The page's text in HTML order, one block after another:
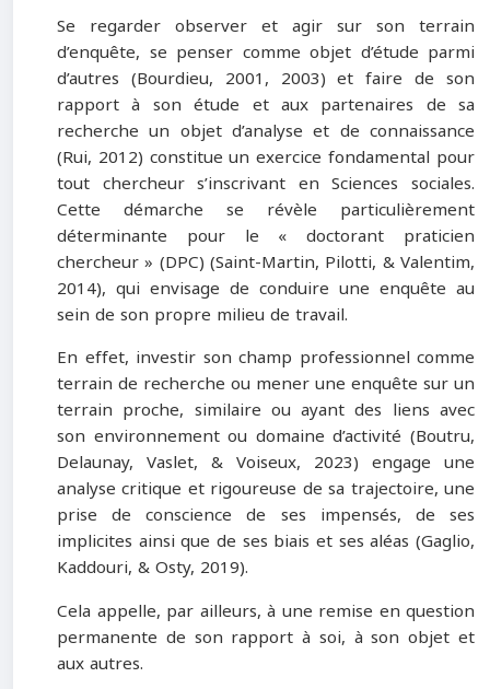
Se regarder observer et agir sur son terrain
d’enquête, se penser comme objet d’étude parmi
d’autres (Bourdieu, 2001, 2003) et faire de son
rapport à son étude et aux partenaires de sa
recherche un objet d’analyse et de connaissance
(Rui, 2012) constitue un exercice fondamental pour
tout chercheur s’inscrivant en Sciences sociales.
Cette démarche se révèle particulièrement
déterminante pour le « doctorant praticien
chercheur » (DPC) (Saint-Martin, Pilotti, & Valentim,
2014), qui envisage de conduire une enquête au
sein de son propre milieu de travail.
En effet, investir son champ professionnel comme
terrain de recherche ou mener une enquête sur un
terrain proche, similaire ou ayant des liens avec
son environnement ou domaine d’activité (Boutru,
Delaunay, Vaslet, & Voiseux, 2023) engage une
analyse critique et rigoureuse de sa trajectoire, une
prise de conscience de ses impensés, de ses
implicites ainsi que de ses biais et ses aléas (Gaglio,
Kaddouri, & Osty, 2019).
Cela appelle, par ailleurs, à une remise en question
permanente de son rapport à soi, à son objet et
aux autres.